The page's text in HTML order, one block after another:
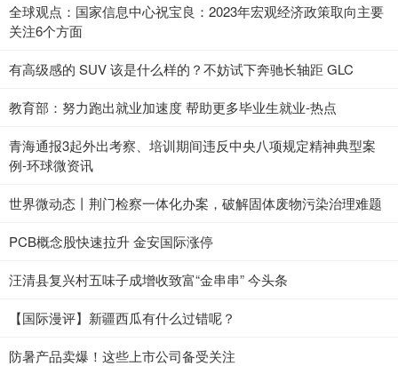
全球观点：国家信息中心祝宝良：2023年宏观经济政策取向主要
关注6个方面
有高级感的 SUV 该是什么样的？不妨试下奔驰长轴距 GLC
教育部：努力跑出就业加速度 帮助更多毕业生就业-热点
青海通报3起外出考察、培训期间违反中央八项规定精神典型案
例-环球微资讯
世界微动态丨荆门检察一体化办案，破解固体废物污染治理难题
PCB概念股快速拉升 金安国际涨停
汪清县复兴村五味子成增收致富“金串串” 今头条
【国际漫评】新疆西瓜有什么过错呢？
防暑产品卖爆！这些上市公司备受关注